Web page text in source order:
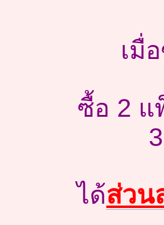
เมื่
ซื้อ 2
ได้ส่วน